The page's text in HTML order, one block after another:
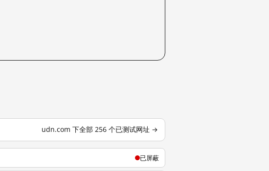
udn.com 下全部 256 个已测试网址 →
已屏蔽